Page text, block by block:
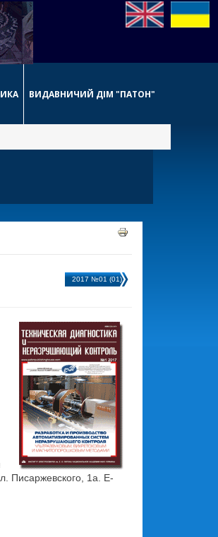
ВИДАВНИЧИЙ ДІМ "ПАТОН"
2017 №01 (01)
Писаржевского, 1а. E-